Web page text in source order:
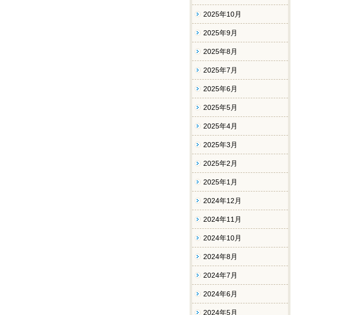
2025年10月
2025年9月
2025年8月
2025年7月
2025年6月
2025年5月
2025年4月
2025年3月
2025年2月
2025年1月
2024年12月
2024年11月
2024年10月
2024年8月
2024年7月
2024年6月
2024年5月